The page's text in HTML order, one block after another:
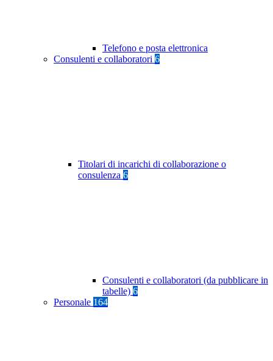
Telefono e posta elettronica
Consulenti e collaboratori 6
Titolari di incarichi di collaborazione o
consulenza 6
Consulenti e collaboratori (da pubblicare in
tabelle) 6
Personale 164